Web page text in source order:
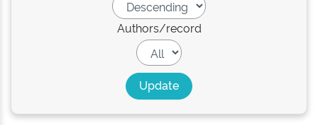
Authors/record